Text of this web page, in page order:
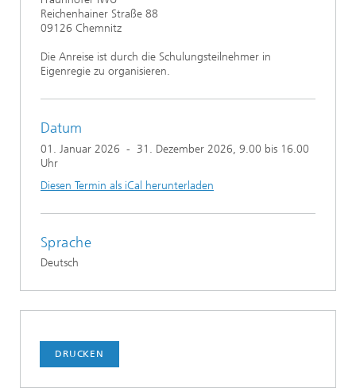
Reichenhainer Straße 88
09126 Chemnitz
Die Anreise ist durch die Schulungsteilnehmer in
Eigenregie zu organisieren.
Datum
01. Januar 2026 - 31. Dezember 2026, 9.00 bis 16.00
Uhr
Diesen Termin als iCal herunterladen
Sprache
Deutsch
DRUCKEN